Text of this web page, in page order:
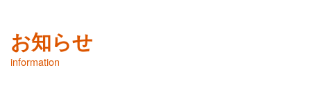
お知らせ
information